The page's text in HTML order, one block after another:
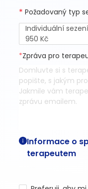
* Požadovaný typ
Individuální
950 Kč
*Zpráva pro
Informace o
terapeutem